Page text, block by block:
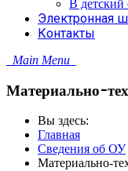
В детский
Электронная
Контакты
Main Menu
Материально-
Вы здесь:
Главная
Сведения об ОУ
Материально-